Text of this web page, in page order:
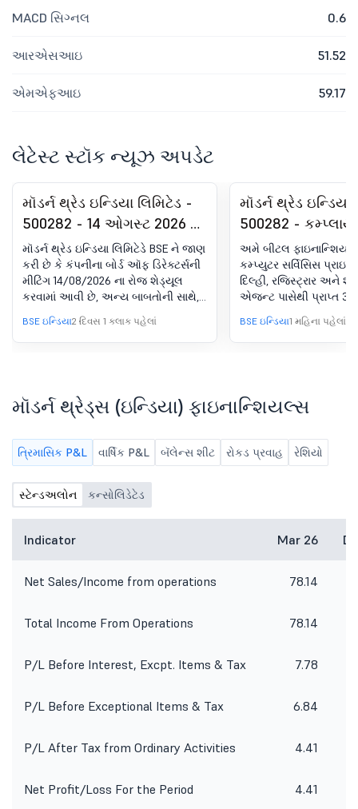
MACD સિગ્નલ 0.6
આરએસઆઇ 51.52
એમએફઆઇ 59.17
લેટેસ્ટ સ્ટૉક ન્યૂઝ અપડેટ
મૉડર્ન થ્રેડ ઇન્ડિયા લિમિટેડ -
500282 - 14 ઓગસ્ટ 2026 ના
રોજ બોર્ડ ઑફ ડાયરેક્ટરની
મીટિંગના નિર્ધારણ માટે બોર્ડ
મીટિંગની સૂચના
મૉડર્ન થ્રેડ ઇન્ડિયા લિમિટેડે BSE ને જાણ
કરી છે કે કંપનીના બોર્ડ ઑફ ડિરેક્ટર્સની
મીટિંગ 14/08/2026 ના રોજ શેડ્યૂલ
કરવામાં આવી છે, અન્ય બાબતોની સાથે,
સિક્યોરિટીઝ એન્ડ એક્સચેન્જ બોર્ડ
ઑફ ઇન્ડિયા (લિસ્ટિંગ જવાબદારીઓ
અને ડિસ્ક્લોઝર આવશ્યકતાઓ)
જાણ કરવા માંગીએ છીએ કે મૉડર્ન થ્રેડ
(ઇન્ડિયા) લિમિટેડના બોર્ડ ઑફ
2026 ના રોજ આયોજિત કરવામાં આવશે.
અન્ય બાબતોની સાથે, 30 જૂન, 2026 ના
કંપનીના બિન-ઑડિટ કરેલા
ફાઇનાન્શિયલ પરિણામો (સ્ટેન્ડઅલોન
અને કન્સોલિડેટેડ)ને ધ્યાનમાં લેવા અને
મંજૂરી આપવા માટે.
BSE ઇન્ડિયા2 દિવસ 1 કલાક પહેલાં
મૉડર્ન થ્રેડ ઇન્ડિયા
500282 -
સર્ટિફિકેટ
SEBI (DP)
ના 74 (5)
અમે બીટલ
કમ્પ્યુટર સર્વિસિસ
દિલ્હી, રજિસ્ટ્રાર અને
એજન્ટ પાસેથી પ્રાપ્ત 30
રોજ સમાપ્ત થયેલ
(ડિપોઝિટરીઝ અને
રેગ્યુલેશન 2018 ના
BSE ઇન્ડિયા1 મહિના પહેલાં
મૉડર્ન થ્રેડ્સ (ઇન્ડિયા) ફાઇનાન્શિયલ્સ
ત્રિમાસિક P&L વાર્ષિક P&L બૅલેન્સ શીટ રોકડ પ્રવાહ રેશિયો
સ્ટેન્ડઅલોન કન્સોલિડેટેડ
Indicator Mar 26
Net Sales/Income from operations 78.14
Total Income From Operations 78.14
P/L Before Interest, Excpt. Items & Tax 7.78
P/L Before Exceptional Items & Tax 6.84
P/L After Tax from Ordinary Activities 4.41
Net Profit/Loss For the Period 4.41